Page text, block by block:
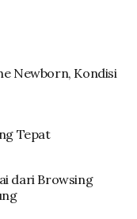
Newborn, Kondisi
Tepat
dari Browsing